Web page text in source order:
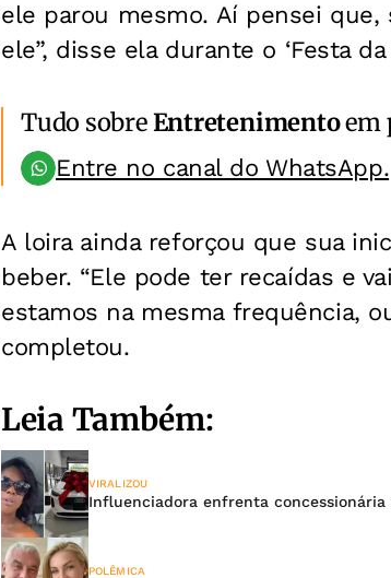
ele parou mesmo. Aí pensei que,
ele”, disse ela durante o ‘Festa da
Tudo sobreEntretenimentoem
Entre no canal do WhatsApp.
A loira ainda reforçou que sua
beber. “Ele pode ter recaídas e
estamos na mesma frequência,
completou.
Leia Também:
VIRALIZOU
Influenciadora enfrenta
POLÊMICA